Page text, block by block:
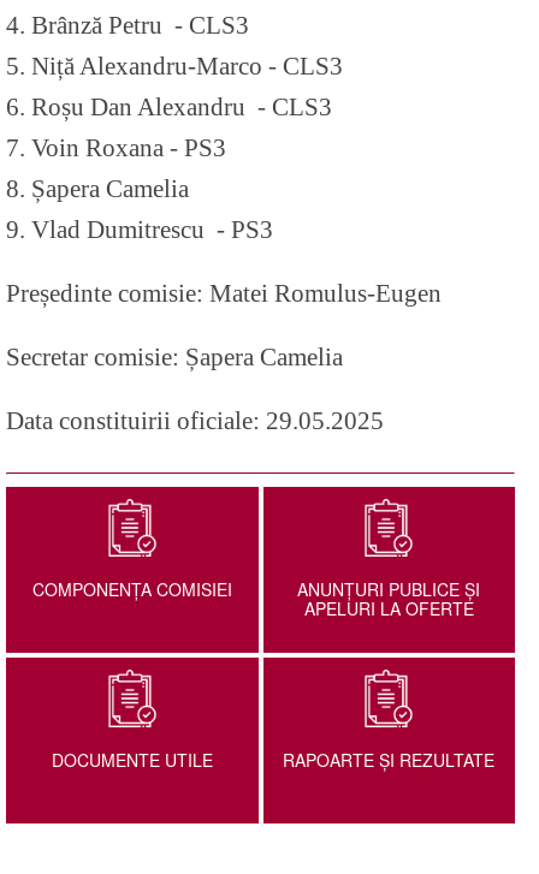
4. Brânză Petru - CLS3
5. Niță Alexandru-Marco - CLS3
6. Roșu Dan Alexandru - CLS3
7. Voin Roxana - PS3
8. Șapera Camelia
9. Vlad Dumitrescu - PS3
Președinte comisie: Matei Romulus-Eugen
Secretar comisie: Șapera Camelia
Data constituirii oficiale: 29.05.2025
COMPONENȚA COMISIEI
ANUNȚURI PUBLICE ȘI
APELURI LA OFERTE
DOCUMENTE UTILE RAPOARTE ȘI REZULTATE